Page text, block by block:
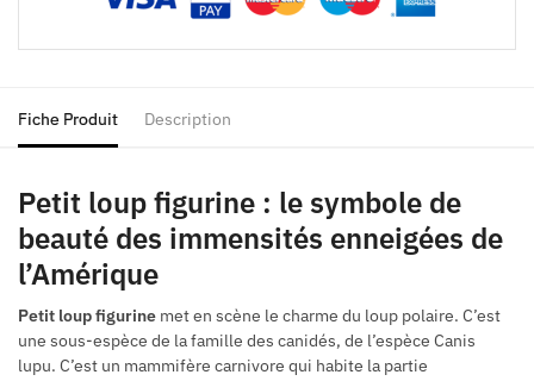
Fiche Produit Description
Petit loup figurine : le symbole de
beauté des immensités enneigées de
l’Amérique
Petit loup figurine met en scène le charme du loup polaire. C’est
une sous-espèce de la famille des canidés, de l’espèce Canis
lupu. C’est un mammifère carnivore qui habite la partie